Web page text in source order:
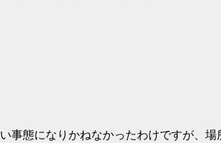
事態になりかねなかったわけですが、